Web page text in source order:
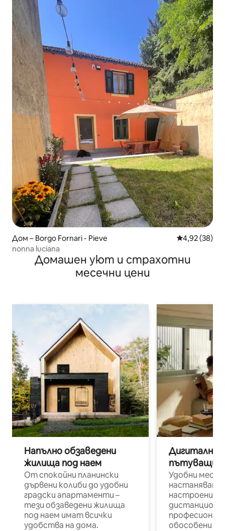
Дом – Borgo Fornari - Pieve Средна
4,92 (38)
nonna luciana
Домашен уют и страхотни
месечни цени
Напълно обзаведени
жилища под наем
От спокойни планински
дървени колиби до удобни
градски апартаменти –
тези обзаведени жилища
под наем имат всички
удобства на дома.
Дигитални
пътуващи
Удобни
настаняване
настроени и
обособени